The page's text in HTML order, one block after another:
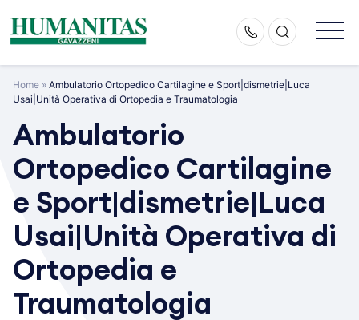
content
Home » Ambulatorio Ortopedico Cartilagine e Sport|dismetrie|Luca
Usai|Unità Operativa di Ortopedia e Traumatologia
Ambulatorio
Ortopedico Cartilagine
e Sport|dismetrie|Luca
Usai|Unità Operativa di
Ortopedia e
Traumatologia